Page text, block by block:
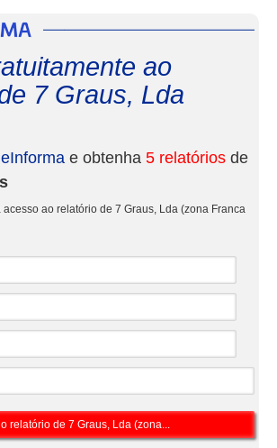
ao
7 Graus, Lda
eInforma e obtenha 5 relatórios de
acesso ao relatório de 7 Graus, Lda (zona Franca